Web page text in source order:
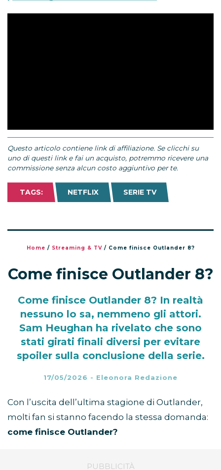
Questo articolo contiene link di affiliazione. Se clicchi su
uno di questi link e fai un acquisto, potremmo ricevere una
commissione senza alcun costo aggiuntivo per te.
TAGS: NETFLIX SERIE TV
Home / Streaming & TV/ Come finisce Outlander 8?
Come finisce Outlander 8?
Come finisce Outlander 8? In realtà
nessuno lo sa, nemmeno gli attori.
Sam Heughan ha rivelato che sono
stati girati finali diversi per evitare
spoiler sulla conclusione della serie.
17/05/2026 - Eleonora Redazione
Con l’uscita dell’ultima stagione di Outlander,
molti fan si stanno facendo la stessa domanda:
come finisce Outlander?